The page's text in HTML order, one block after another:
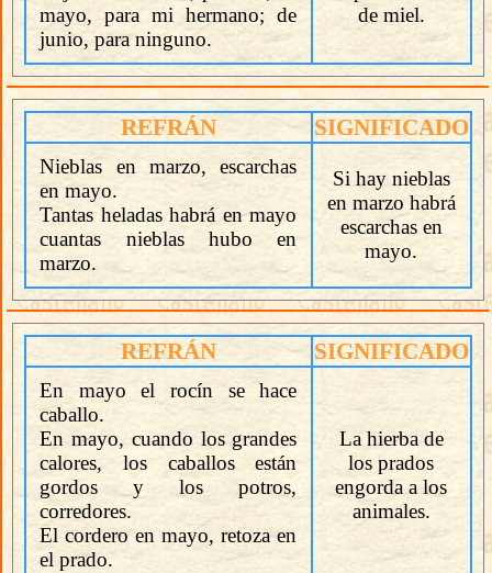
mayo, para mi hermano; de
junio, para ninguno.
de miel.
REFRÁN SIGNIFICADO
Nieblas en marzo, escarchas
en mayo.
Tantas heladas habrá en mayo
cuantas nieblas hubo en
marzo.
Si hay nieblas
en marzo habrá
escarchas en
mayo.
REFRÁN SIGNIFICADO
En mayo el rocín se hace
caballo.
En mayo, cuando los grandes
calores, los caballos están
gordos y los potros,
corredores.
El cordero en mayo, retoza en
el prado.
La hierba de
los prados
engorda a los
animales.